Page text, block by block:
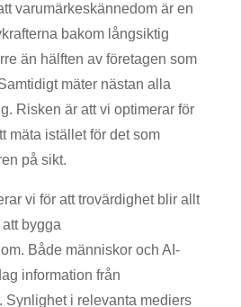
varumärkeskännedom är en
bakom långsiktig
än hälften av företagen som
mäter nästan alla
Risken är att vi optimerar för
mäta istället för det som
på sikt.
vi för att trovärdighet blir allt
bygga
Både människor och AI-
information från
Synlighet i relevanta mediers